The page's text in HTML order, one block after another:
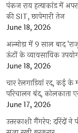
पंकज राय हत्याकांड में
की SIT, छापेमारी तेज
June 18, 2026
अल्मोड़ा में 9 साल बाद
ऊंटों के व्यावसायिक
June 18, 2026
चार रेलगाड़ियां रद, कई के
परिचालन बंद, कोलकाता
June 17, 2026
उत्तरकाशी गैंगरेप: दरिंदों